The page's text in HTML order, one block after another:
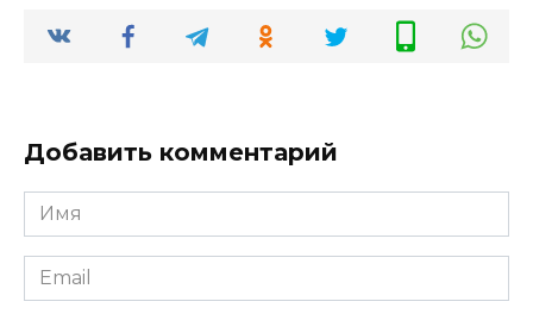
Добавить комментарий
Имя
*
Email
*